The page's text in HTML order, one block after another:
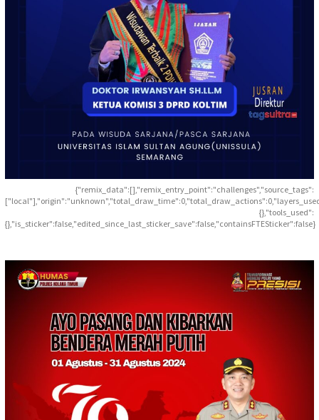
{"remix_data":[],"remix_entry_point":"challenges","source_tags":
{},"tools_used":
{},"is_sticker":false,"edited_since_last_sticker_save":false,"containsFTESticker":false}